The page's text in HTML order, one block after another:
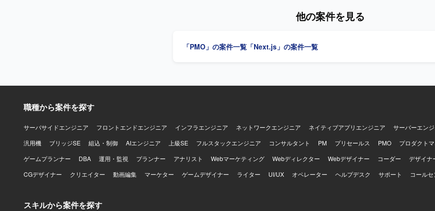
可視化、導入推進および移行、UATの推進を実施していただきます。さらに、DX
俯瞰しながら、自走して課題を発見し関係者を巻き込み推進できる方を求めてお
BPRの両面でスキルを高めていただけるポジションです。クレジット・決済領域
他の案件を見る
「PMO」の案件一覧 「Next.js」の案件一覧
職種から案件を探す
サーバサイドエンジニア フロントエンドエンジニア インフラエンジニア ネットワークエンジニア ネイティブアプリエンジニア サーバーエン
汎用機
ブリッジSE 組込・制御 AIエンジニア 上級SE フルスタックエンジニア コンサルタント PM プリセールス PMO プロダクト
ゲームプランナー
DBA 運用・監視 プランナー アナリスト Webマーケティング Webディレクター Webデザイナー コーダー デザイナ
CGデザイナー
クリエイター 動画編集 マーケター ゲームデザイナー ライター UI/UX オペレーター ヘルプデスク サポート コール
スキルから案件を探す